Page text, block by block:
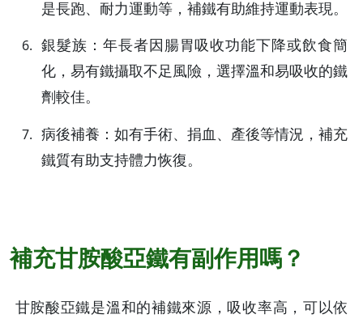
是長跑、耐力運動等，補鐵有助維持運動表現。
銀髮族：年長者因腸胃吸收功能下降或飲食簡
化，易有鐵攝取不足風險，選擇溫和易吸收的鐵
劑較佳。
病後補養：如有手術、捐血、產後等情況，補充
鐵質有助支持體力恢復。
補充甘胺酸亞鐵有副作用嗎？
甘胺酸亞鐵是溫和的補鐵來源，吸收率高，可以依